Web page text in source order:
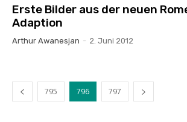
Erste Bilder aus der neuen
Adaption
Arthur Awanesjan - 2. Juni 2012
795 796 797